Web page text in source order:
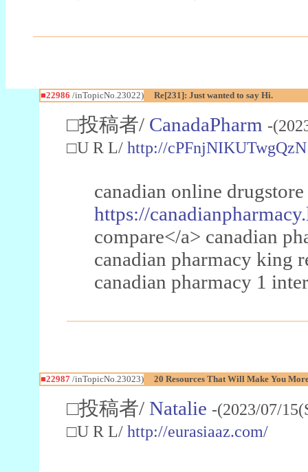
■22986 /inTopicNo.23022) Re[231]: Just wanted to say Hi.
□投稿者/ CanadaPharm -
□U R L/ http://cPFnjNIKUTwgQzN
canadian online
https://
compare</a> canadian
canadian pharmacy king
canadian pharmacy 1
■22987/inTopicNo.23023) 20 Resources That Will Make You
□投稿者/ Natalie -(2023/07/
□U R L/ http://eurasiaaz.com/